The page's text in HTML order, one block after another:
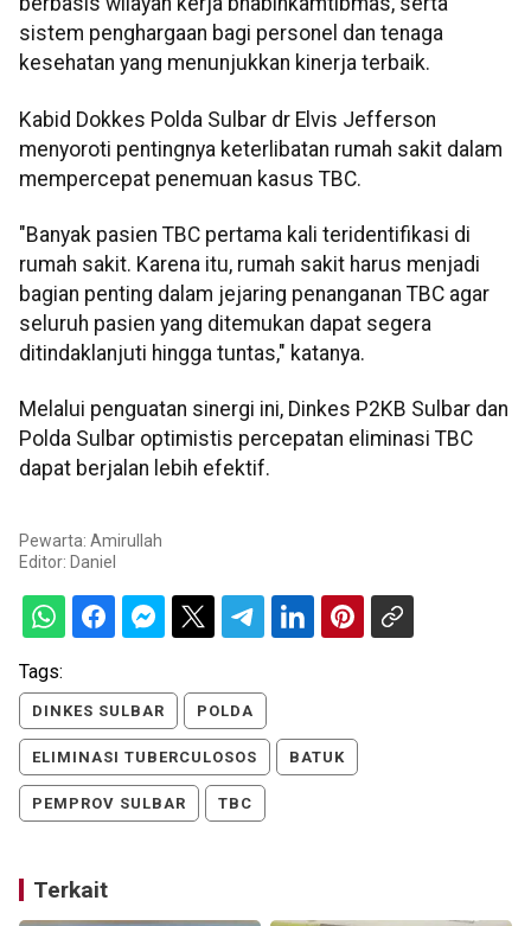
sistem penghargaan bagi personel dan tenaga
kesehatan yang menunjukkan kinerja terbaik.
Kabid Dokkes Polda Sulbar dr Elvis Jefferson
menyoroti pentingnya keterlibatan rumah sakit dalam
mempercepat penemuan kasus TBC.
"Banyak pasien TBC pertama kali teridentifikasi di
rumah sakit. Karena itu, rumah sakit harus menjadi
bagian penting dalam jejaring penanganan TBC agar
seluruh pasien yang ditemukan dapat segera
ditindaklanjuti hingga tuntas," katanya.
Melalui penguatan sinergi ini, Dinkes P2KB Sulbar dan
Polda Sulbar optimistis percepatan eliminasi TBC
dapat berjalan lebih efektif.
Pewarta: Amirullah
Editor: Daniel
Tags:
DINKES SULBAR POLDA
ELIMINASI TUBERCULOSOS BATUK
PEMPROV SULBAR TBC
Terkait